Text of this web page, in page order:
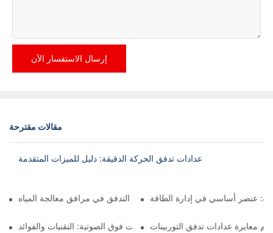
إرسال الاستفسار الآن
مقالات مقترحة
عدادات تدفق الحركة الدقيقة: دليل للميزات المتقدمة
تطبيقات فوهة التدفق في مرافق معالجة المياهعنصر أساسي في إدارة الطاقة
قياس كثافة الموجات فوق الصوتية: التقنيات والفوائدفهم معايرة عدادات تدفق التوربينات